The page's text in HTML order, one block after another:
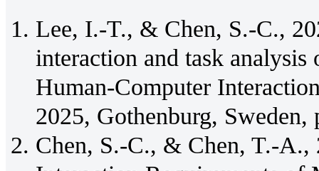
Lee, I.-T., & Chen, S.-C.,
interaction and task
Human-Computer
2025, Gothenburg, Sweden,
Chen, S.-C., & Chen, T.-